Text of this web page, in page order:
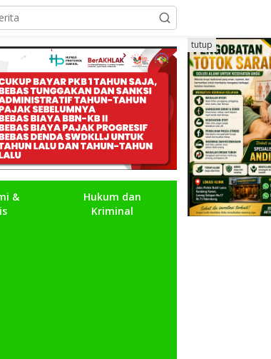
&
Hukum dan
Kriminal
tutup